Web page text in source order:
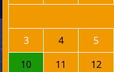
3
4 5
10
11 12